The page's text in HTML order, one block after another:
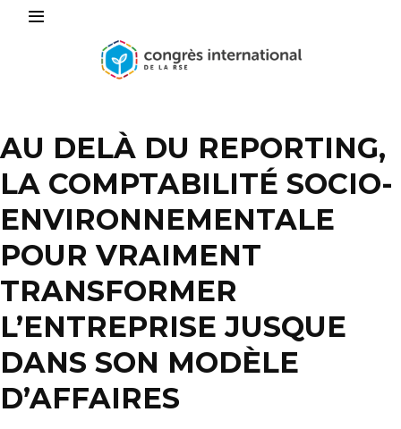
AU DELÀ DU REPORTING,
LA COMPTABILITÉ SOCIO-
ENVIRONNEMENTALE
POUR VRAIMENT
TRANSFORMER
L’ENTREPRISE JUSQUE
DANS SON MODÈLE
D’AFFAIRES